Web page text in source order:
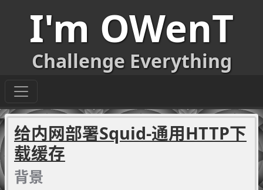
I'm OWenT
Challenge Everything
给内网部署Squid-通用HTTP下
载缓存
背景